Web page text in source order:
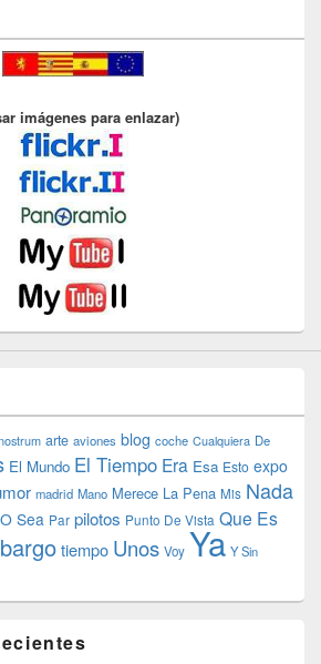
imágenes para enlazar)
arte aviones blog coche Cualquiera De
El Mundo El Tiempo Era Esa Esto expo
madrid Mano Merece La Pena Mis Nada
O Sea Par pilotos Punto De Vista Que Es
tiempo Unos Voy Ya Y Sin